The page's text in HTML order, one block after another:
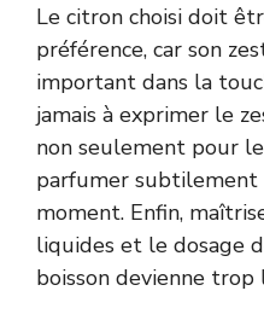
Le citron choisi doit
préférence, car son
important dans la
jamais à exprimer le
non seulement pour
parfumer subtilement
moment. Enfin,
liquides et le dosage
boisson devienne